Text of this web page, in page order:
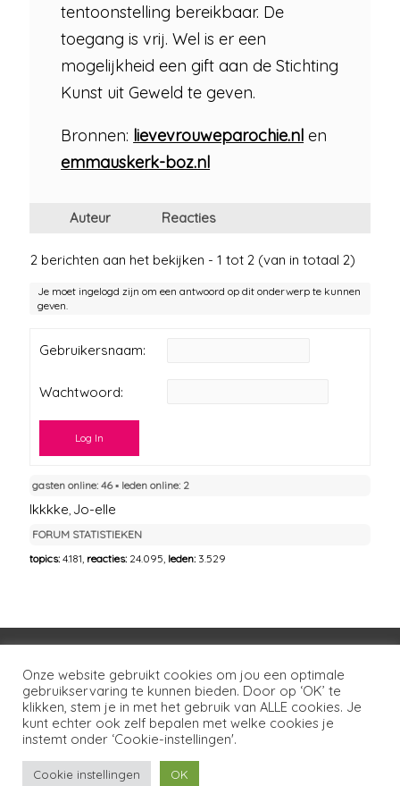
tentoonstelling bereikbaar. De
toegang is vrij. Wel is er een
mogelijkheid een gift aan de Stichting
Kunst uit Geweld te geven.
Bronnen: lievevrouweparochie.nl en
emmauskerk-boz.nl
Auteur Reacties
2 berichten aan het bekijken - 1 tot 2 (van in totaal 2)
Je moet ingelogd zijn om een antwoord op dit onderwerp te kunnen
geven.
Gebruikersnaam:
Wachtwoord:
Log In
gasten online: 46 ▪︎ leden online: 2
Ikkkke, Jo-elle
FORUM STATISTIEKEN
topics:4.181, reacties: 24.095, leden: 3.529
Voorwaarden Huisregels
Privacybeleid
Disclaimer
Over LSG Ons netwerk Contact
Copyright © 2026 Lotgenoten Seksueel Geweld
Onze website gebruikt cookies om jou een optimale
gebruikservaring te kunnen bieden. Door op ‘OK’ te
klikken, stem je in met het gebruik van ALLE cookies. Je
kunt echter ook zelf bepalen met welke cookies je
instemt onder ‘Cookie-instellingen'.
Cookie instellingen OK